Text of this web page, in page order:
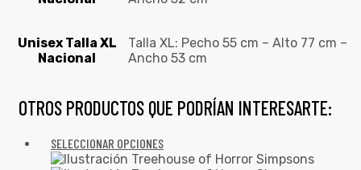
Unisex Talla XL
Nacional
Talla XL: Pecho 55 cm – Alto 77 cm –
Ancho 53 cm
OTROS PRODUCTOS QUE PODRÍAN INTERESARTE:
SELECCIONAR OPCIONES